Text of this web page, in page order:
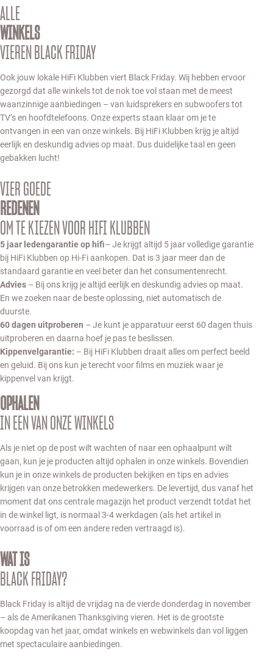
ALLE
WINKELS
VIEREN BLACK FRIDAY
Ook jouw lokale HiFi Klubben viert Black Friday. Wij hebben ervoor
gezorgd dat alle winkels tot de nok toe vol staan met de meest
waanzinnige aanbiedingen – van luidsprekers en subwoofers tot
TV’s en hoofdtelefoons. Onze experts staan klaar om je te
ontvangen in een van onze winkels. Bij HiFi Klubben krijg je altijd
eerlijk en deskundig advies op maat. Dus duidelijke taal en geen
gebakken lucht!
VIER GOEDE
REDENEN
OM TE KIEZEN VOOR HIFI KLUBBEN
5 jaar ledengarantie op hifi– Je krijgt altijd 5 jaar volledige garantie
bij HiFi Klubben op Hi-Fi aankopen. Dat is 3 jaar meer dan de
standaard garantie en veel beter dan het consumentenrecht.
Advies – Bij ons krijg je altijd eerlijk en deskundig advies op maat.
En we zoeken naar de beste oplossing, niet automatisch de
duurste.
60 dagen uitproberen – Je kunt je apparatuur eerst 60 dagen thuis
uitproberen en daarna hoef je pas te beslissen.
Kippenvelgarantie: – Bij HiFi Klubben draait alles om perfect beeld
en geluid. Bij ons kun je terecht voor films en muziek waar je
kippenvel van krijgt.
OPHALEN
IN EEN VAN ONZE WINKELS
Als je niet op de post wilt wachten of naar een ophaalpunt wilt
gaan, kun je je producten altijd ophalen in onze winkels. Bovendien
kun je in onze winkels de producten bekijken en tips en advies
krijgen van onze betrokken medewerkers. De levertijd, dus vanaf het
moment dat ons centrale magazijn het product verzendt totdat het
in de winkel ligt, is normaal 3-4 werkdagen (als het artikel in
voorraad is of om een andere reden vertraagd is).
WAT IS
BLACK FRIDAY?
Black Friday is altijd de vrijdag na de vierde donderdag in november
– als de Amerikanen Thanksgiving vieren. Het is de grootste
koopdag van het jaar, omdat winkels en webwinkels dan vol liggen
met spectaculaire aanbiedingen.